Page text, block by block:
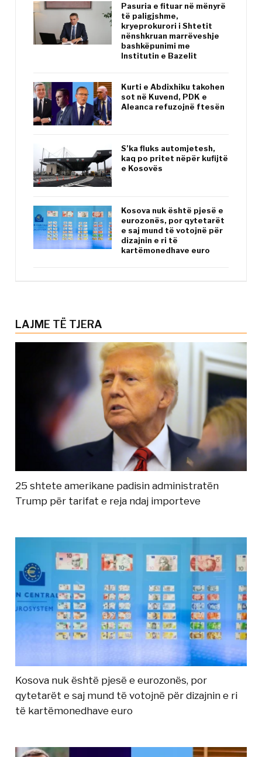
Pasuria e fituar në mënyrë
të paligjshme,
kryeprokurori i Shtetit
nënshkruan marrëveshje
bashkëpunimi me
Institutin e Bazelit
Kurti e Abdixhiku takohen
sot në Kuvend, PDK e
Aleanca refuzojnë ftesën
S’ka fluks automjetesh,
kaq po pritet nëpër kufijtë
e Kosovës
Kosova nuk është pjesë e
eurozonës, por qytetarët
e saj mund të votojnë për
dizajnin e ri të
kartëmonedhave euro
LAJME TË TJERA
25 shtete amerikane padisin administratën
Trump për tarifat e reja ndaj importeve
Kosova nuk është pjesë e eurozonës, por
qytetarët e saj mund të votojnë për dizajnin e ri
të kartëmonedhave euro